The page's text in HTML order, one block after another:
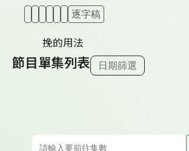
逐字稿
挽的用法
節目單集列表 日期篩選